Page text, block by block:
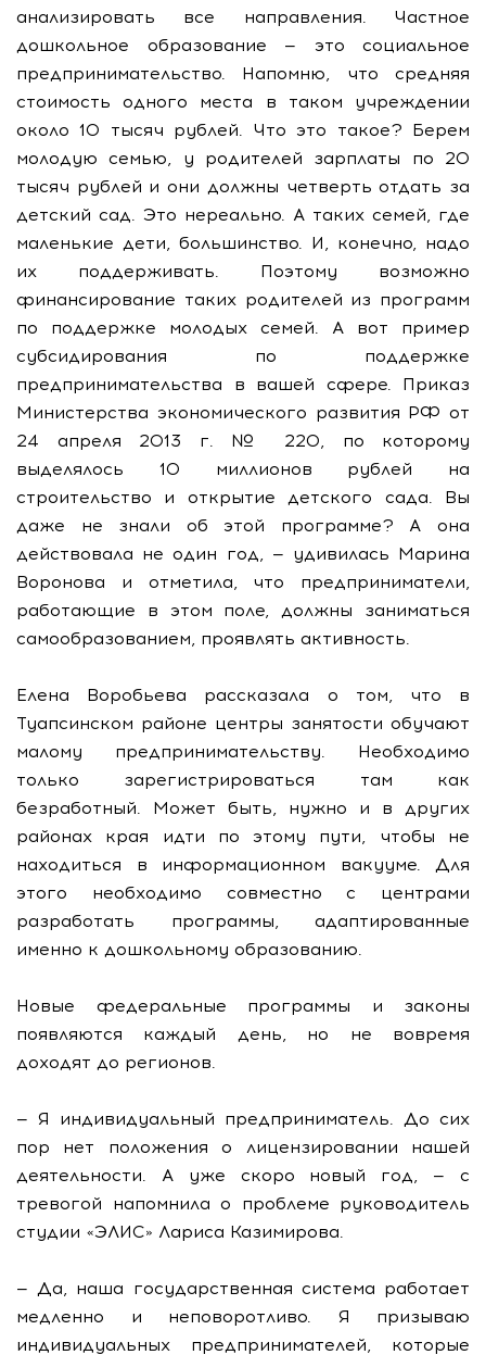
анализировать все направления. Частное
дошкольное образование — это социальное
предпринимательство. Напомню, что средняя
стоимость одного места в таком учреждении
около 10 тысяч рублей. Что это такое? Берем
молодую семью, у родителей зарплаты по 20
тысяч рублей и они должны четверть отдать за
детский сад. Это нереально. А таких семей, где
маленькие дети, большинство. И, конечно, надо
их поддерживать. Поэтому возможно
финансирование таких родителей из программ
по поддержке молодых семей. А вот пример
субсидирования по поддержке
предпринимательства в вашей сфере. Приказ
Министерства экономического развития РФ от
24 апреля 2013 г. № 220, по которому
выделялось 10 миллионов рублей на
строительство и открытие детского сада. Вы
даже не знали об этой программе? А она
действовала не один год, — удивилась Марина
Воронова и отметила, что предприниматели,
работающие в этом поле, должны заниматься
самообразованием, проявлять активность.
Елена Воробьева рассказала о том, что в
Туапсинском районе центры занятости обучают
малому предпринимательству. Необходимо
только зарегистрироваться там как
безработный. Может быть, нужно и в других
районах края идти по этому пути, чтобы не
находиться в информационном вакууме. Для
этого необходимо совместно с центрами
разработать программы, адаптированные
именно к дошкольному образованию.
Новые федеральные программы и законы
появляются каждый день, но не вовремя
доходят до регионов.
— Я индивидуальный предприниматель. До сих
пор нет положения о лицензировании нашей
деятельности. А уже скоро новый год, — с
тревогой напомнила о проблеме руководитель
студии «ЭЛИС» Лариса Казимирова.
— Да, наша государственная система работает
медленно и неповоротливо. Я призываю
индивидуальных предпринимателей, которые